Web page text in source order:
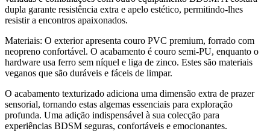
dupla garante resistência extra e apelo estético, permitindo-lhes
resistir a encontros apaixonados.
Materiais: O exterior apresenta couro PVC premium, forrado com
neopreno confortável. O acabamento é couro semi-PU, enquanto o
hardware usa ferro sem níquel e liga de zinco. Estes são materiais
veganos que são duráveis e fáceis de limpar.
O acabamento texturizado adiciona uma dimensão extra de prazer
sensorial, tornando estas algemas essenciais para exploração
profunda. Uma adição indispensável à sua colecção para
experiências BDSM seguras, confortáveis e emocionantes.